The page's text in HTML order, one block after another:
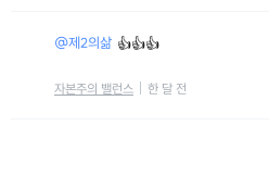
@제2의삶 👍👍👍
자본주의 밸런스 한 달 전